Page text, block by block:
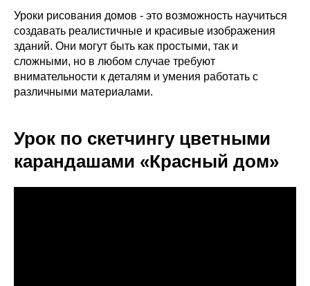
Уроки рисования домов - это возможность научиться
создавать реалистичные и красивые изображения
зданий. Они могут быть как простыми, так и
сложными, но в любом случае требуют
внимательности к деталям и умения работать с
различными материалами.
Урок по скетчингу цветными
карандашами «Красный дом»